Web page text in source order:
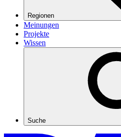
Regionen
Meinungen
Projekte
Wissen
Suche